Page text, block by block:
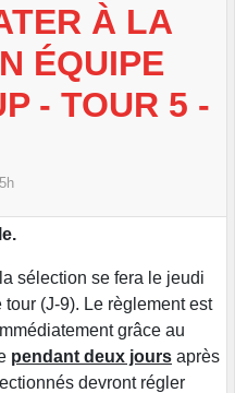
À LA
ÉQUIPE
- TOUR 5 -
sélection se fera le jeudi
(J-9). Le règlement est
grâce au
pendant deux jours après
devront régler